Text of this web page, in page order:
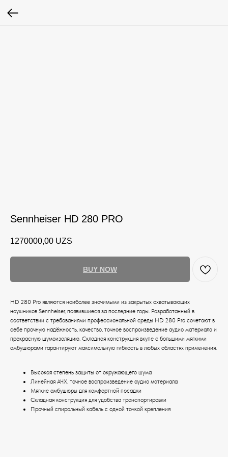
Sennheiser HD 280 PRO
1270000,00 UZS
BUY NOW
HD 280 Pro являются наиболее значимыми из закрытых охватывающих
наушников Sennheiser, появившиеся за последние годы. Разработанный в
соответствии с требованиями профессиональной среды HD 280 Pro сочетают в
себе прочную надёжность, качество, точное воспроизведение аудио материала и
прекрасную шумоизоляцию. Складная конструкция вкупе с большими мягкими
амбушюрами гарантируют максимальную гибкость в любых областях применения.
Высокая степень защиты от окружающего шума
Линейная АЧХ, точное воспроизведение аудио материала
Мягкие амбушюры для комфортной посадки
Складная конструкция для удобства транспортировки
Прочный спиральный кабель с одной точкой крепления